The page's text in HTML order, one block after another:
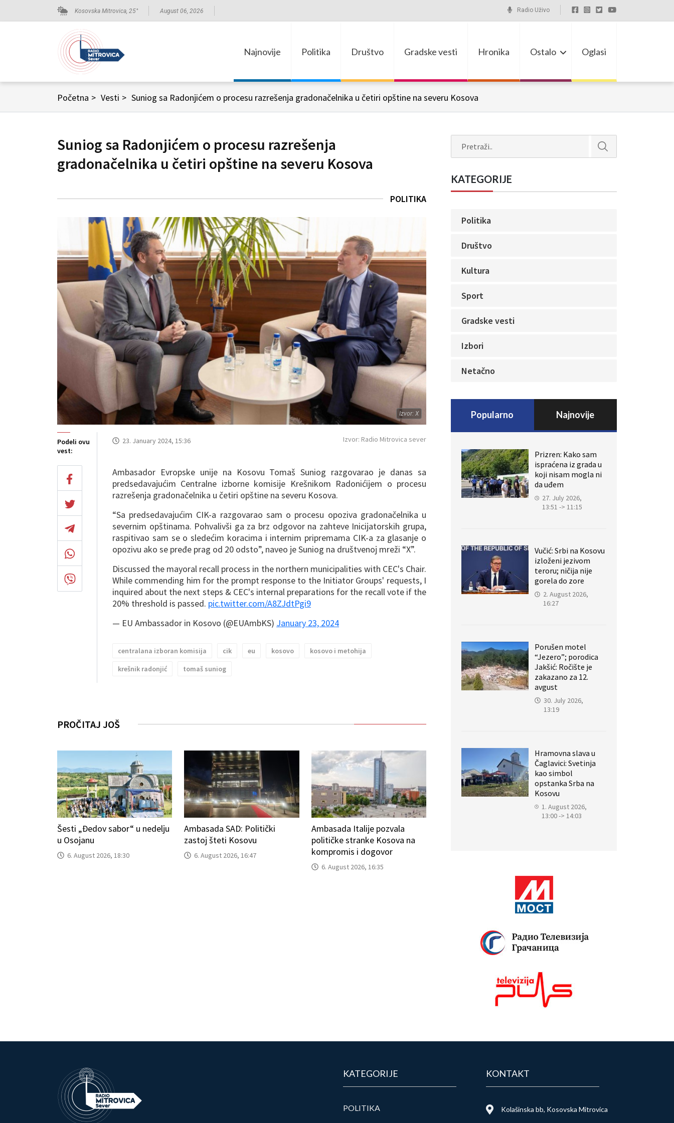
Kosovska Mitrovica, 25° August 06, 2026 Radio Uživo
Najnovije Politika Društvo Gradske vesti Hronika Ostalo Oglasi
Početna > Vesti > Suniog sa Radonjićem o procesu razrešenja gradonačelnika u četiri opštine na severu Kosova
Suniog sa Radonjićem o procesu razrešenja
gradonačelnika u četiri opštine na severu Kosova
POLITIKA
Izvor: X
Podeli ovu
vest:
23. January 2024, 15:36 Izvor: Radio Mitrovica sever
Ambasador Evropske unije na Kosovu Tomaš Suniog razgovarao je danas sa
predsedavajućim Centralne izborne komisije Krešnikom Radonićijem o procesu
razrešenja gradonačelnika u četiri opštine na severu Kosova.
“Sa predsedavajućim CIK-a razgovarao sam o procesu opoziva gradonačelnika u
severnim opštinama. Pohvalivši ga za brz odgovor na zahteve Inicijatorskih grupa,
raspitivao sam se o sledećim koracima i internim pripremama CIK-a za glasanje o
opozivu ako se pređe prag od 20 odsto”, naveo je Suniog na društvenoj mreži “X”.
Discussed the mayoral recall process in the northern municipalities with CEC's Chair.
While commending him for the prompt response to the Initiator Groups' requests, I
inquired about the next steps & CEC's internal preparations for the recall vote if the
20% threshold is passed. pic.twitter.com/A8ZJdtPgi9
— EU Ambassador in Kosovo (@EUAmbKS) January 23, 2024
centralana izboran komisija cik eu kosovo
kosovo i metohija
krešnik radonjić
tomaš suniog
PROČITAJ JOŠ
Šesti „Đedov sabor“ u nedelju
u Osojanu
6. August 2026, 18:30
Ambasada SAD: Politički
zastoj šteti Kosovu
6. August 2026, 16:47
Ambasada Italije pozvala
političke stranke Kosova na
kompromis i dogovor
6. August 2026, 16:35
KATEGORIJE
Politika
Društvo
Kultura
Sport
Gradske vesti
Izbori
Netačno
Popularno Najnovije
Prizren: Kako sam
ispraćena iz grada u
koji nisam mogla ni
da uđem
27. July 2026,
13:51 -> 11:15
Vučić: Srbi na Kosovu
izloženi jezivom
teroru; ničija nije
gorela do zore
2. August 2026,
16:27
Porušen motel
“Jezero”; porodica
Jakšić: Ročište je
zakazano za 12.
avgust
30. July 2026,
13:19
Hramovna slava u
Čaglavici: Svetinja
kao simbol
opstanka Srba na
Kosovu
1. August 2026,
13:00 -> 14:03
KATEGORIJE
POLITIKA
KONTAKT
Kolašinska bb, Kosovska Mitrovica